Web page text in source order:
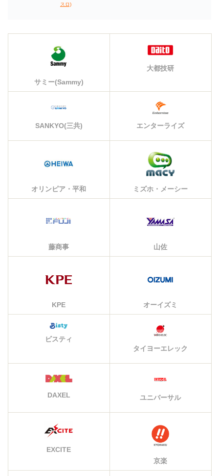
スロ)
サミー(Sammy)
大都技研
SANKYO(三共) エンターライズ
オリンピア・平和 ミズホ・メーシー
藤商事 山佐
KPE オーイズミ
ビスティ
タイヨーエレック
DAXEL ユニバーサル
EXCITE
京楽